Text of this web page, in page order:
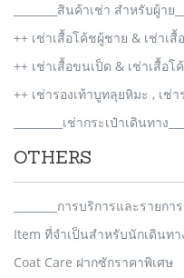
________สินค้าเช่า สำหรับผู้าย
++ เช่าเสื้อโค้ชผู้ชาย & เช่าเสื้
++ เช่าเสื้อขนเป็ด & เช่าเสื้อ
++ เช่ารองเท้าบูทลุยหิมะ , เช่
_________เช่ากระเป๋าเดินทาง
OTHERS
________การบริการและรายการ
Item ที่จำเป็นสำหรับนักเดินทา
Coat Care ฝากซักราคาพิเศษ